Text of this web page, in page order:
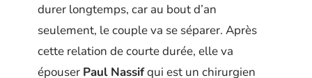
durer longtemps, car au bout d’an
seulement, le couple va se séparer. Après
cette relation de courte durée, elle va
épouser Paul Nassifqui est un chirurgien